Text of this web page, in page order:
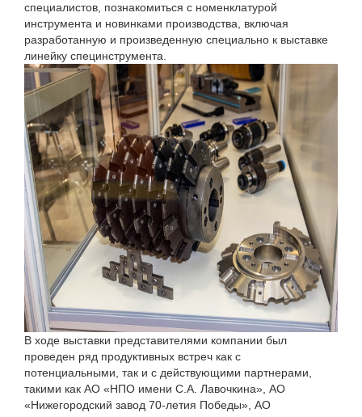
специалистов, познакомиться с номенклатурой
инструмента и новинками производства, включая
разработанную и произведенную специально к выставке
линейку специнструмента.
В ходе выставки представителями компании был
проведен ряд продуктивных встреч как с
потенциальными, так и c действующими партнерами,
такими как АО «НПО имени С.А. Лавочкина», АО
«Нижегородский завод 70-летия Победы», АО